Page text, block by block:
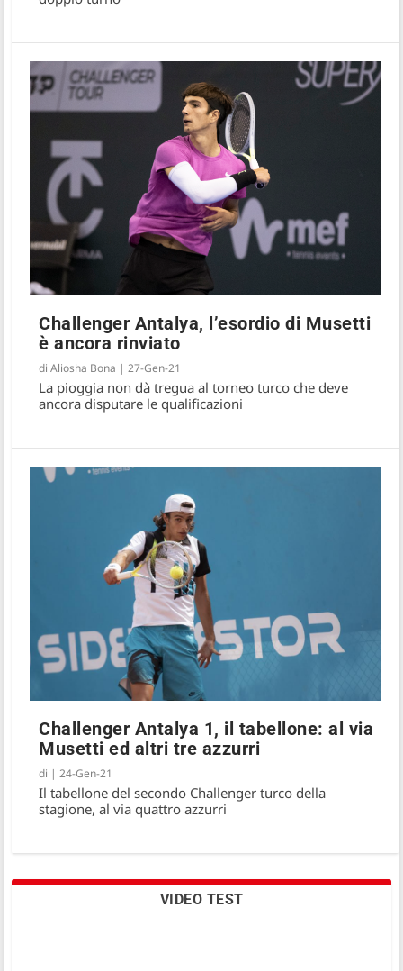
Challenger Antalya, l’esordio di Musetti
è ancora rinviato
diAliosha Bona |27-Gen-21
La pioggia non dà tregua al torneo turco che deve
ancora disputare le qualificazioni
Challenger Antalya 1, il tabellone: al via
Musetti ed altri tre azzurri
di |24-Gen-21
Il tabellone del secondo Challenger turco della
stagione, al via quattro azzurri
VIDEO TEST